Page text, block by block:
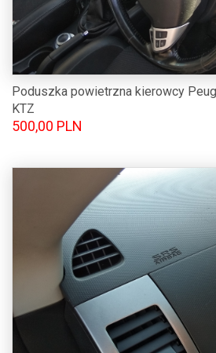
Poduszka powietrzna kierowcy
KTZ
500,00 PLN